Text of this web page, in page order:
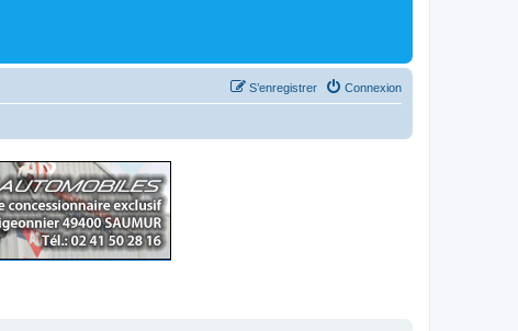
Connexion
S’enregistrer